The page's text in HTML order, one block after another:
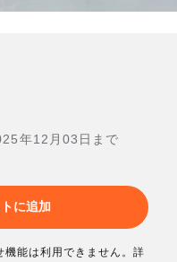
年12月03日まで
に追加
機能は利用できません。詳